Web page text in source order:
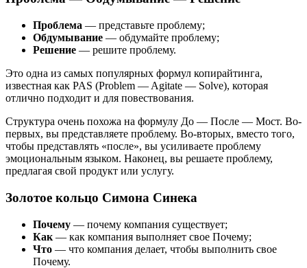
Проблема — представьте проблему;
Обдумывание — обдумайте проблему;
Решение — решите проблему.
Это одна из самых популярных формул копирайтинга,
известная как PAS (Problem — Agitate — Solve), которая
отлично подходит и для повествования.
Структура очень похожа на формулу До — После — Мост. Во-
первых, вы представляете проблему. Во-вторых, вместо того,
чтобы представлять «после», вы усиливаете проблему
эмоциональным языком. Наконец, вы решаете проблему,
предлагая свой продукт или услугу.
Золотое кольцо Симона Синека
Почему — почему компания существует;
Как — как компания выполняет свое Почему;
Что — что компания делает, чтобы выполнить свое
Почему.